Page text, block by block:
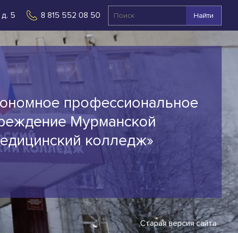
д. 5 8 815 552 08 50 Найти
профессиональное
Мурманской
колледж»
Старая версия сайта